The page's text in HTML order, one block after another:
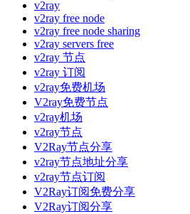
v2ray
v2ray free node
v2ray free node sharing
v2ray servers free
v2ray 节点
v2ray 订阅
v2ray免费机场
V2ray免费节点
v2ray机场
v2ray节点
V2Ray节点分享
v2ray节点地址分享
v2ray节点订阅
V2Ray订阅免费分享
V2Ray订阅分享